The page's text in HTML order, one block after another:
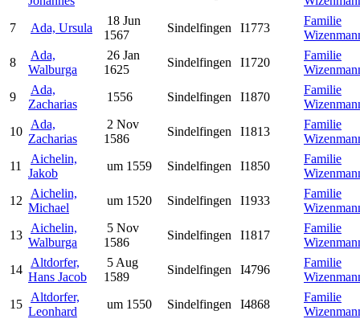
7
Ada, Ursula
18 Jun
1567
Sindelfingen I1773
Familie
8
Ada,
Walburga
26 Jan
1625
Sindelfingen I1720
Familie
9
Ada,
Zacharias
1556 Sindelfingen I1870
Familie
10
Ada,
Zacharias
2 Nov
1586
Sindelfingen I1813
Familie
11
Aichelin,
Jakob
um 1559 Sindelfingen I1850
Familie
12
Aichelin,
Michael
um 1520 Sindelfingen I1933
Familie
13
Aichelin,
Walburga
5 Nov
1586
Sindelfingen I1817
Familie
14
Altdorfer,
Hans Jacob
5 Aug
1589
Sindelfingen I4796
Familie
15
Altdorfer,
Leonhard
um 1550 Sindelfingen I4868
Familie